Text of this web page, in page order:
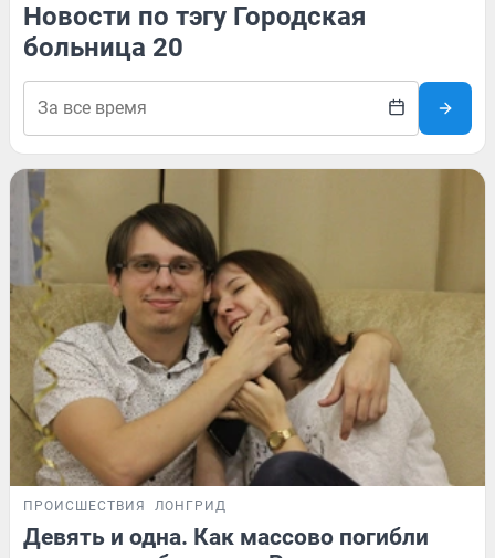
Новости по тэгу Городская
больница 20
ПРОИСШЕСТВИЯ ЛОНГРИД
Девять и одна. Как массово погибли